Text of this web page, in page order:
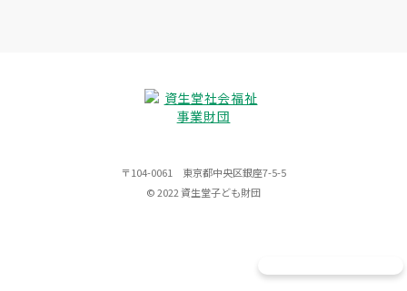
〒104-0061 東京都中央区銀座7-5-5
© 2022 資生堂子ども財団